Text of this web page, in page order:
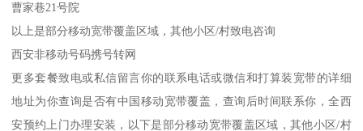
曹家巷21号院
以上是部分移动宽带覆盖区域，其他小区/村致电咨询
西安非移动号码携号转网
更多套餐致电或私信留言你的联系电话或微信和打算装宽带的详细
地址为你查询是否有中国移动宽带覆盖，查询后时间联系你，全西
安预约上门办理安装，以下是部分移动宽带覆盖区域，其他小区/村